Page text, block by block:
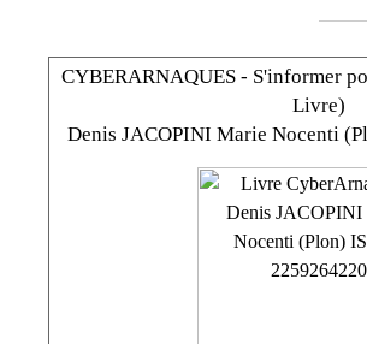
CYBERARNAQUES - S'informer
Livre)
Denis JACOPINI Marie Nocenti